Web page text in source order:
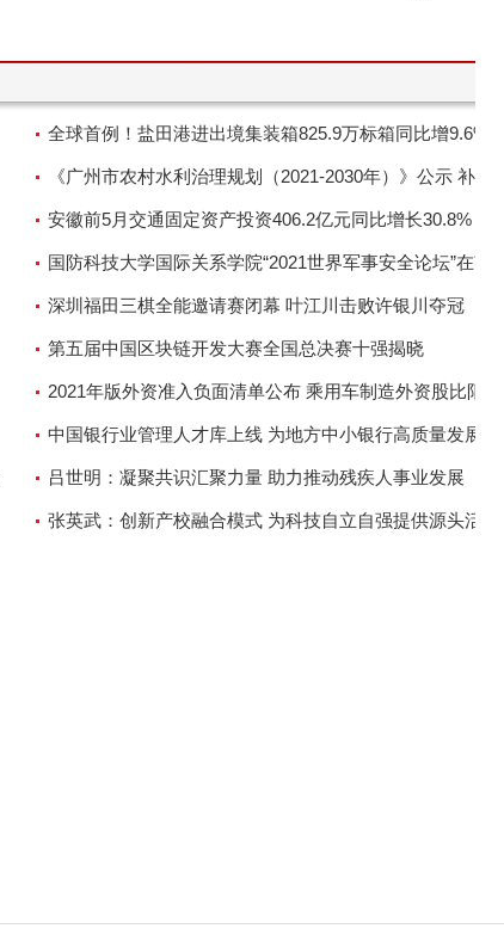
全球首例！盐田港进出境集装箱825.9万标箱同比增9.6%
《广州市农村水利治理规划（2021-2030年）》公示 补齐农
村水利基础设施短板
安徽前5月交通固定资产投资406.2亿元同比增长30.8% 创历
史新高
国防科技大学国际关系学院“2021世界军事安全论坛”在南京
举行
深圳福田三棋全能邀请赛闭幕 叶江川击败许银川夺冠
第五届中国区块链开发大赛全国总决赛十强揭晓
2021年版外资准入负面清单公布 乘用车制造外资股比限制
取消
中国银行业管理人才库上线 为地方中小银行高质量发展提
供人才保障
吕世明：凝聚共识汇聚力量 助力推动残疾人事业发展
张英武：创新产校融合模式 为科技自立自强提供源头活水